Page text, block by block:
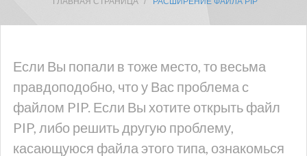
Если Вы попали в тоже место, то весьма
правдоподобно, что у Вас проблема с
файлом PIP. Если Вы хотите открыть файл
PIP, либо решить другую проблему,
касающуюся файла этого типа, ознакомься